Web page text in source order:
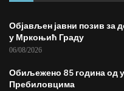
Објављен јавни позив за
у Мркоњић Граду
06/08/2026
Обиљежено 85 година од
Пребиловцима